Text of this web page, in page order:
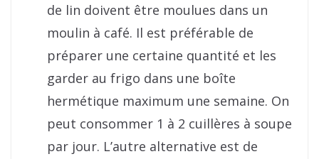
de lin doivent être moulues dans un
moulin à café. Il est préférable de
préparer une certaine quantité et les
garder au frigo dans une boîte
hermétique maximum une semaine. On
peut consommer 1 à 2 cuillères à soupe
par jour. L’autre alternative est de